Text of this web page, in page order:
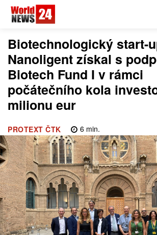
Biotechnologický start-
Nanoligent získal s
Biotech Fund I v rámci
počátečního kola
milionu eur
PROTEXT ČTK 6min.